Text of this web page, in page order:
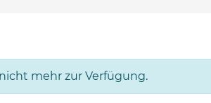
mehr zur Verfügung.